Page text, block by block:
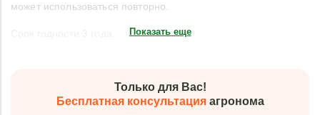
может использоваться повторно.
Показать еще
Только для Вас!
Бесплатная консультацияагронома